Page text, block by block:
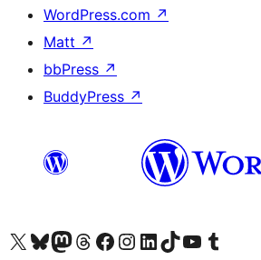
WordPress.com ↗
Matt ↗
bbPress ↗
BuddyPress ↗
Посетите нас в X (ранее Twitter)
Посетите нашу учётную запись в Bluesky
Посетите нашу ленту в Mastodon
Посетите нашу учётную запись в Threads
Посетите нашу страницу на Facebook
Посетите наш Instagram
Посетите нашу страницу в LinkedIn
Посетите нашу учётную запись в TikTok
Посетите наш канал YouTube
Посетите нашу учётную запись в Tumblr